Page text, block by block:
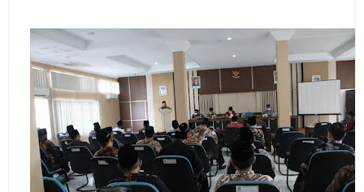
Keterlambatan Berarti Kegagalan
Setiap Noda Ada Pembersihnya, Salat Bisa Menjadi
Pembersih Dosa Kita, Ini Jadwal Salat Wilayah
Kuningan Kamis 6 Agustus 2026
Agenda Kegiatan Bupati, Wabup dan Sekda Kuningan
Rabu 5 Agustus 2026 Masing-masing Dua Acara
Ini Lokasi Samling Kuningan Rabu 5 Agustus 2026
Uniku Jadi Tuan Rumah Pendampingan Penyusunan